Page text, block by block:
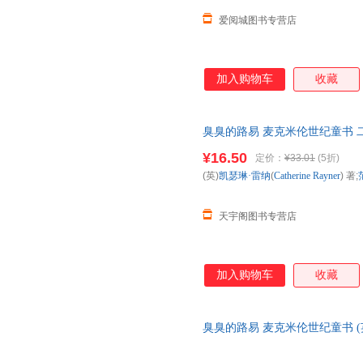
爱阅城图书专营店
加入购物车 收藏
臭臭的路易 麦克米伦世纪童书
¥16.50 定价： ¥33.01 (5折)
天宇阁图书专营店
(英)凯瑟琳·雷纳(Catherine Rayner) 著;
加入购物车 收藏
臭臭的路易 麦克米伦世纪童书 (